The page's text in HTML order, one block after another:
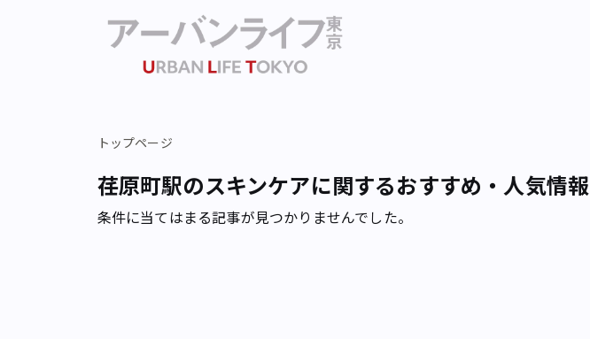
トップページ
荏原町駅のスキンケアに関するおすすめ・人気情報
条件に当てはまる記事が見つかりませんでした。